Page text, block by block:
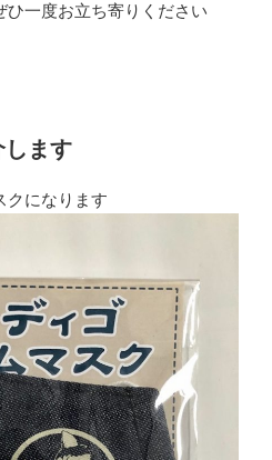
一度お立ち寄りください
します
クになります